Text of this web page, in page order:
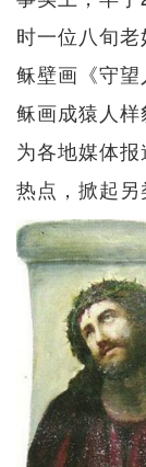
时一位八旬
稣壁画《守
稣画成猿人
为各地媒体
热点，掀起另